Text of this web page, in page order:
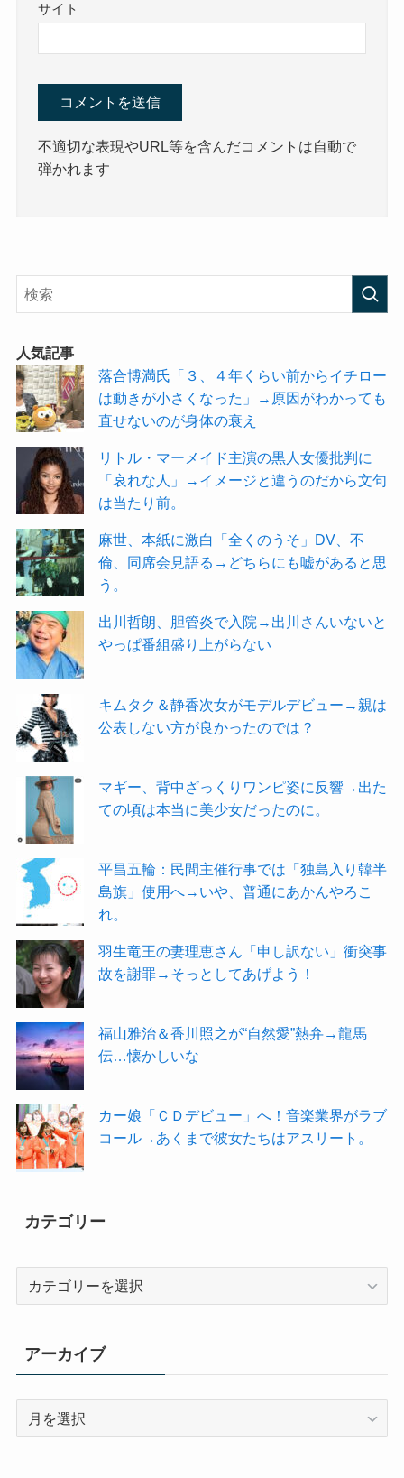
サイト
不適切な表現やURL等を含んだコメントは自動で
弾かれます
人気記事
落合博満氏「３、４年くらい前からイチロー
は動きが小さくなった」→原因がわかっても
直せないのが身体の衰え
リトル・マーメイド主演の黒人女優批判に
「哀れな人」→イメージと違うのだから文句
は当たり前。
麻世、本紙に激白「全くのうそ」DV、不
倫、同席会見語る→どちらにも嘘があると思
う。
出川哲朗、胆管炎で入院→出川さんいないと
やっぱ番組盛り上がらない
キムタク＆静香次女がモデルデビュー→親は
公表しない方が良かったのでは？
マギー、背中ざっくりワンピ姿に反響→出た
ての頃は本当に美少女だったのに。
平昌五輪：民間主催行事では「独島入り韓半
島旗」使用へ→いや、普通にあかんやろこ
れ。
羽生竜王の妻理恵さん「申し訳ない」衝突事
故を謝罪→そっとしてあげよう！
福山雅治＆香川照之が“自然愛”熱弁→龍馬
伝…懐かしいな
カー娘「ＣＤデビュー」へ！音楽業界がラブ
コール→あくまで彼女たちはアスリート。
カテゴリー
リ
ー
アーカイブ